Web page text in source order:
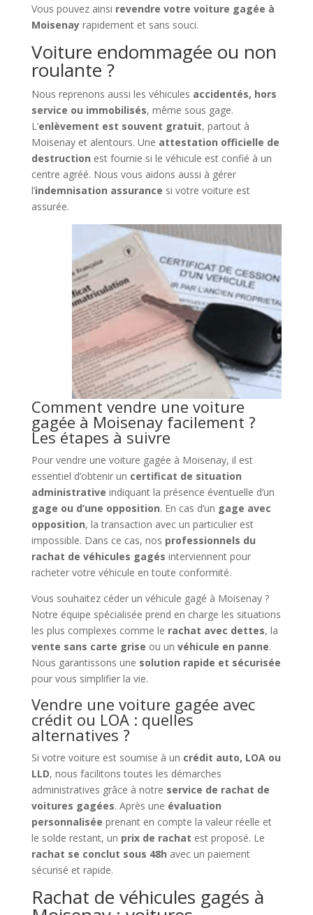
Vous pouvez ainsi revendre votre voiture gagée à
Moisenayrapidement et sans souci.
Voiture endommagée ou non
roulante ?
Nous reprenons aussi les véhicules accidentés, hors
service ou immobilisés, même sous gage.
L’enlèvement est souvent gratuit, partout à
Moisenay et alentours. Une attestation officielle de
destruction est fournie si le véhicule est confié à un
centre agréé. Nous vous aidons aussi à gérer
l’indemnisation assurance si votre voiture est
assurée.
Comment vendre une voiture
gagée à Moisenay facilement ?
Les étapes à suivre
Pour vendre une voiture gagée à Moisenay, il est
essentiel d’obtenir un certificat de situation
administrative indiquant la présence éventuelle d’un
gage ou d’une opposition. En cas d’un gage avec
opposition, la transaction avec un particulier est
impossible. Dans ce cas, nos professionnels du
rachat de véhicules gagés interviennent pour
racheter votre véhicule en toute conformité.
Vous souhaitez céder un véhicule gagé à Moisenay ?
Notre équipe spécialisée prend en charge les situations
les plus complexes comme le rachat avec dettes, la
vente sans carte grise ou un véhicule en panne.
Nous garantissons une solution rapide et sécurisée
pour vous simplifier la vie.
Vendre une voiture gagée avec
crédit ou LOA : quelles
alternatives ?
Si votre voiture est soumise à un crédit auto, LOA ou
LLD, nous facilitons toutes les démarches
administratives grâce à notre service de rachat de
voitures gagées. Après une évaluation
personnalisée prenant en compte la valeur réelle et
le solde restant, un prix de rachat est proposé. Le
rachat se conclut sous 48h avec un paiement
sécurisé et rapide.
Rachat de véhicules gagés à